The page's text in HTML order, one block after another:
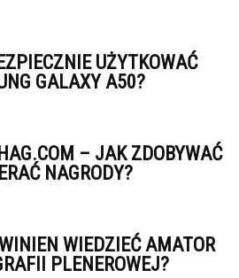
UŻYTKOWAĆ
GALAXY A50?
– JAK ZDOBYWAĆ
NAGRODY?
WIEDZIEĆ AMATOR
PLENEROWEJ?